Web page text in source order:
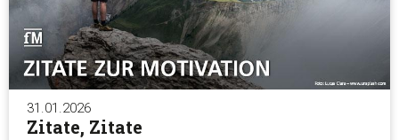
31.01.2026
Zitate, Zitate